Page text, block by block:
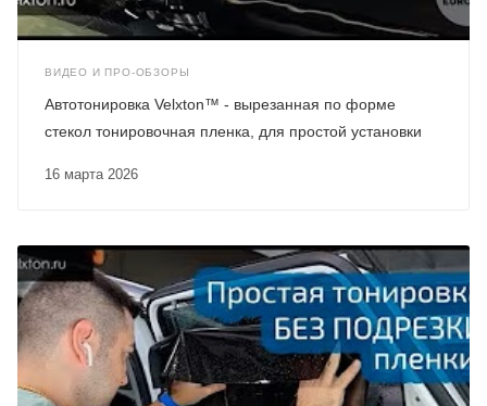
ВИДЕО И ПРО-ОБЗОРЫ
16 марта 2026
Автотонировка Velxton™ - вырезанная по форме
стекол тонировочная пленка, для простой установки